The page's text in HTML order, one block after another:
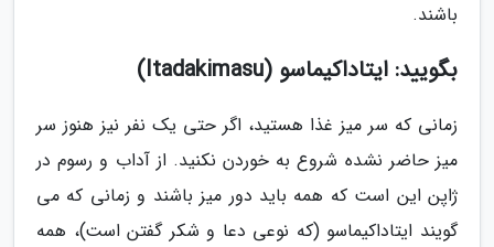
باشند.
بگویید: ایتاداکیماسو (Itadakimasu)
زمانی که سر میز غذا هستید، اگر حتی یک نفر نیز هنوز سر
میز حاضر نشده شروع به خوردن نکنید. از آداب و رسوم در
ژاپن این است که همه باید دور میز باشند و زمانی که می
گویند ایتاداکیماسو (که نوعی دعا و شکر گفتن است)، همه